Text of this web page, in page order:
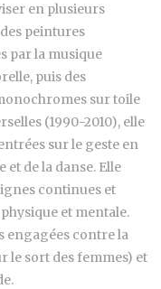
en plusieurs
peintures
par la musique
puis des
sur toile
(1990-2010), elle
sur le geste en
de la danse. Elle
continues et
et mentale.
engagées contre la
le sort des femmes) et